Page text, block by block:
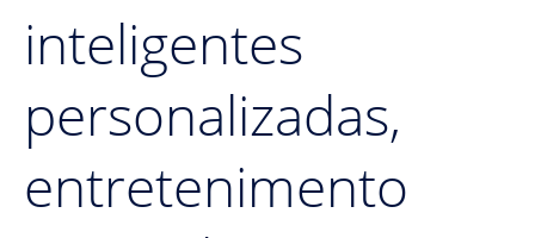
inteligentes
personalizadas,
entretenimento